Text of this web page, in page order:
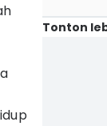
Tonton